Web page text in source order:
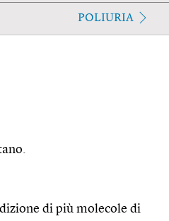
POLIURIA
di più molecole di